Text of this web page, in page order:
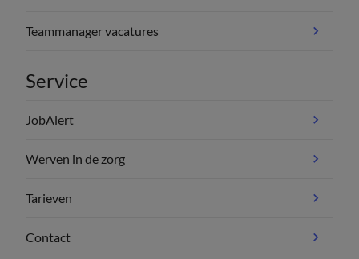
Teammanager vacatures
Service
JobAlert
Werven in de zorg
Tarieven
Contact